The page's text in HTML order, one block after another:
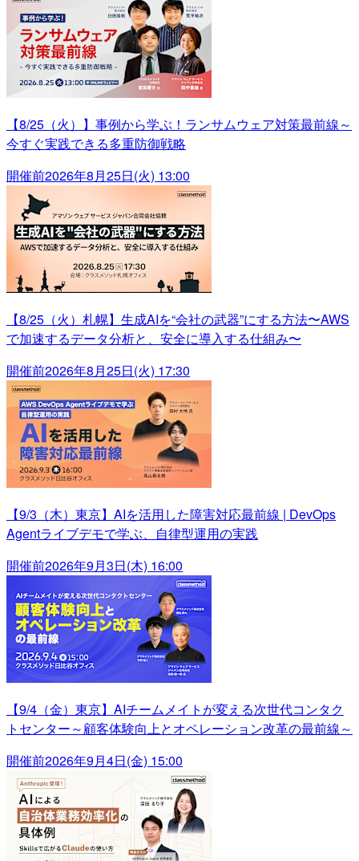
【8/25（火）】事例から学ぶ！ランサムウェア対策最前線～
今すぐ実践できる多重防御戦略
開催前2026年8月25日(火) 13:00
【8/25（火）札幌】生成AIを“会社の武器”にする方法〜AWS
で加速するデータ分析と、安全に導入する仕組み〜
開催前2026年8月25日(火) 17:30
【9/3（木）東京】AIを活用した障害対応最前線 | DevOps
Agentライブデモで学ぶ、自律型運用の実践
開催前2026年9月3日(木) 16:00
【9/4（金）東京】AIチームメイトが変える次世代コンタク
トセンター～顧客体験向上とオペレーション改革の最前線～
開催前2026年9月4日(金) 15:00